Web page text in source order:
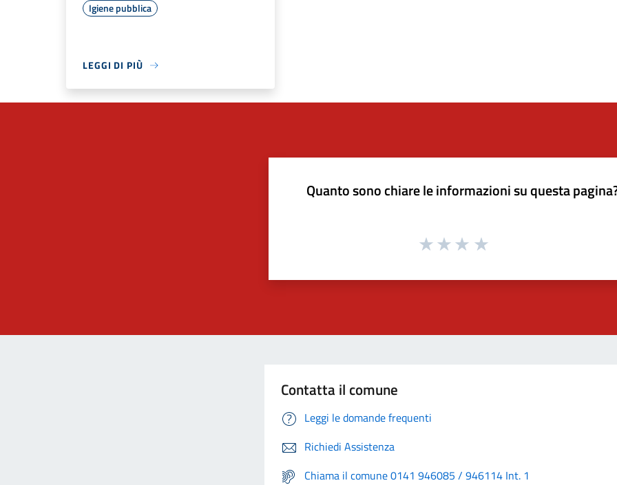
Igiene pubblica
LEGGI DI PIÙ
Quanto sono chiare le informazioni su questa
Contatta il comune
Leggi le domande frequenti
Richiedi Assistenza
Chiama il comune 0141 946085 / 946114 Int. 1